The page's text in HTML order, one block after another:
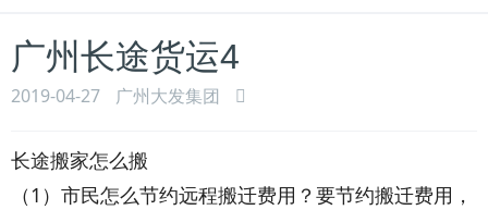
广州长途货运4
2019-04-27 广州大发集团
长途搬家怎么搬
（1）市民怎么节约远程搬迁费用？要节约搬迁费用，